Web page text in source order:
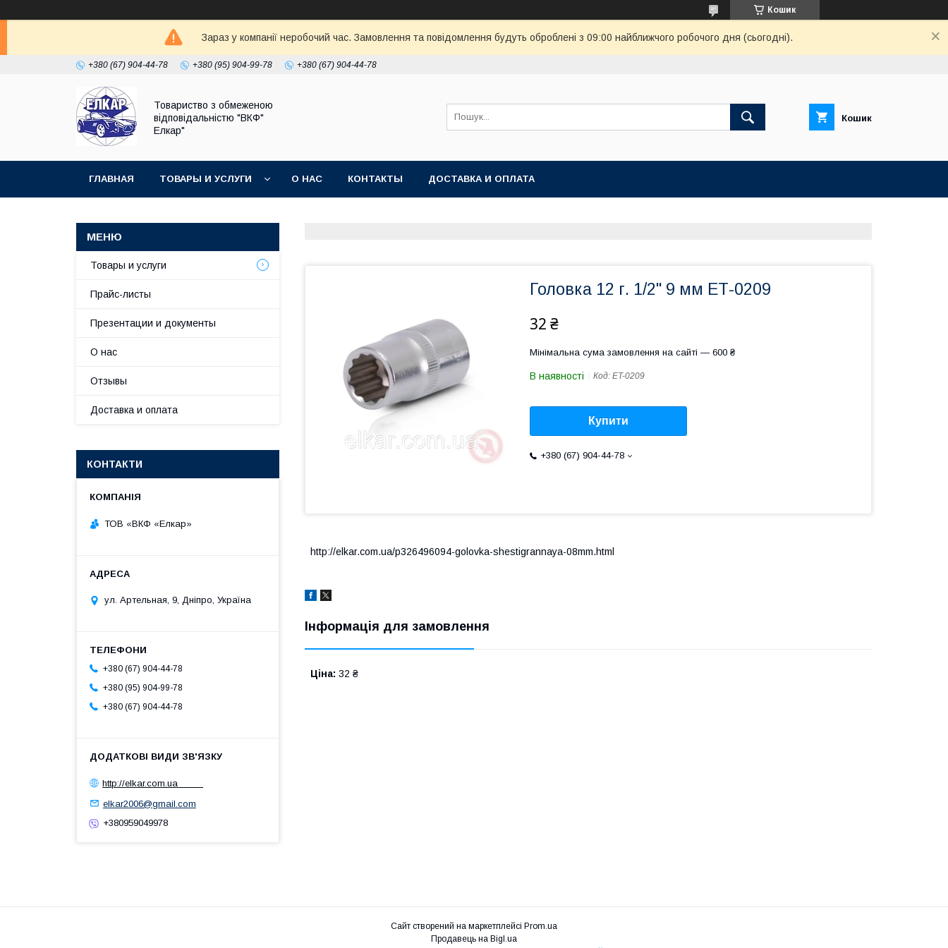
Кошик
Зараз у компанії неробочий час. Замовлення та повідомлення будуть оброблені з 09:00 найближчого робочого дня (сьогодні).
+380 (67) 904-44-78 +380 (95) 904-99-78 +380 (67) 904-44-78
Товариство з обмеженою
відповідальністю "ВКФ"
Елкар"
Кошик
ГЛАВНАЯ ТОВАРЫ И УСЛУГИ О НАС КОНТАКТЫ ДОСТАВКА И ОПЛАТА
Головка 12 г. 1/2" 9 мм ЕТ-0209
32 ₴
Мінімальна сума замовлення на сайті — 600 ₴
В наявності Код: ET-0209
Купити
+380 (67) 904-44-78
http://elkar.com.ua/p326496094-golovka-shestigrannaya-08mm.html
Інформація для замовлення
Ціна: 32 ₴
Товары и услуги
Прайс-листы
Презентации и документы
О нас
Отзывы
Доставка и оплата
КОНТАКТИ
ТОВ «ВКФ «Елкар»
ул. Артельная, 9, Дніпро, Україна
+380 (67) 904-44-78
+380 (95) 904-99-78
+380 (67) 904-44-78
http://elkar.com.ua
elkar2006@gmail.com
+380959049978
Сайт створений на маркетплейсі Prom.ua
Продавець на Bigl.ua